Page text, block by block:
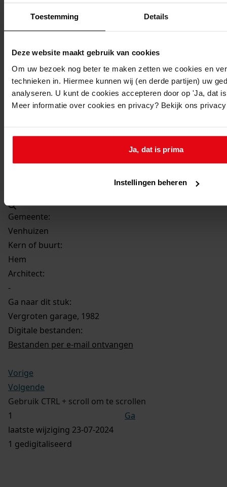
Toestemming Details
Deze website maakt gebruik van cookies
Om uw bezoek nog beter te maken zetten we cookies en
technieken in. Hiermee kunnen wij (en derde partijen) uw
analyseren. U kunt de cookies accepteren door op 'Ja, dat
Meer informatie over cookies en privacy? Bekijk ons
Ja, dat is prima
Instellingen beheren
Vergroten garage
30-11-1982
Adres:
Hem, Hertog Willemweg 16
Perceel:
Gemeente:
Venhuizen
Kern of buurt:
Hem
Architect:
-
Ga naar dit stuk:
Vergroten garage, 1982
Digitale bestanden:
Bestanden per e-mail ontvangen
Vorige
Volgende
Gebruik CTRL + scroll om te scrollen
Ga
laatste wijziging 23-07-2024
1 gedigitaliseerd